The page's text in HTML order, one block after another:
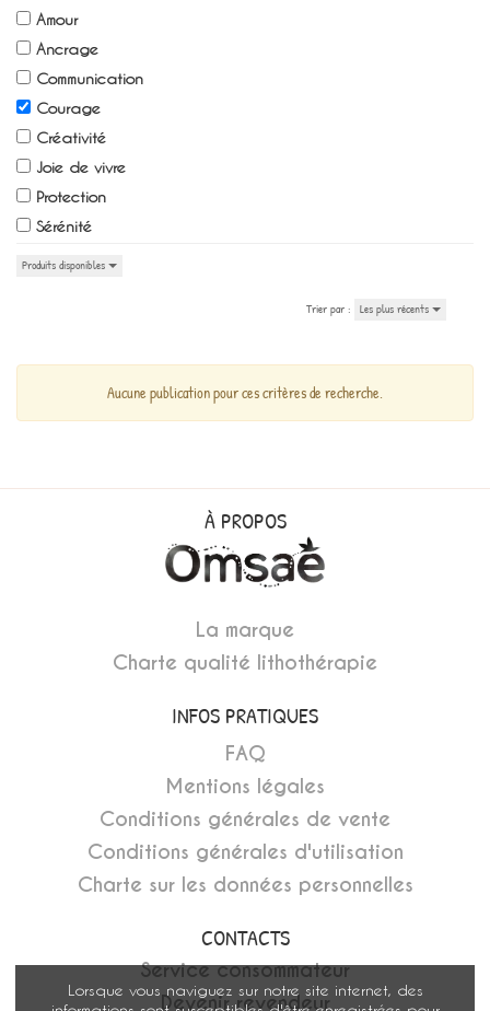
Lorsque vous naviguez sur notre site internet, des
Amour
Ancrage
Communication
Courage
Créativité
Joie de vivre
Protection
Sérénité
Produits disponibles
Trier par : Les plus récents
Aucune publication pour ces critères de recherche.
À PROPOS
La marque
Charte qualité lithothérapie
INFOS PRATIQUES
FAQ
Mentions légales
Conditions générales de vente
Conditions générales d'utilisation
Charte sur les données personnelles
CONTACTS
Service consommateur
Devenir revendeur